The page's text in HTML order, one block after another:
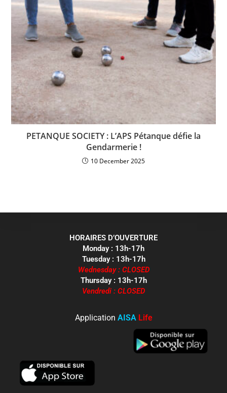
PETANQUE SOCIETY : L’APS Pétanque défie la
Gendarmerie !
10 December 2025
HORAIRES D’OUVERTURE
Monday : 13h-17h
Tuesday : 13h-17h
Wednesday : CLOSED
Thursday : 13h-17h
Vendredi : CLOSED
Application AISA Life